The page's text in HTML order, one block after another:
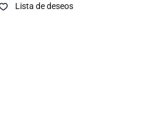
Lista de deseos